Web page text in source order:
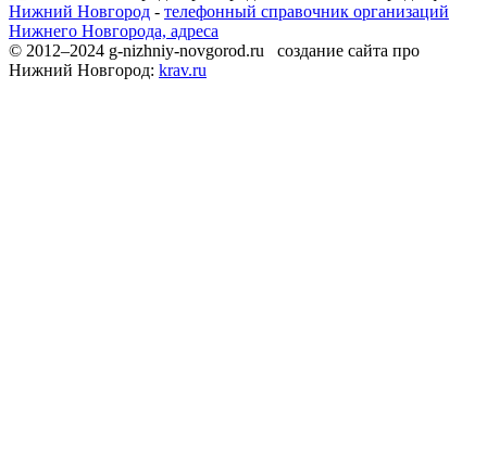
Нижний Новгород - телефонный справочник организаций
Нижнего Новгорода, адреса
© 2012–2024 g-nizhniy-novgorod.ru создание сайта про
Нижний Новгород: krav.ru